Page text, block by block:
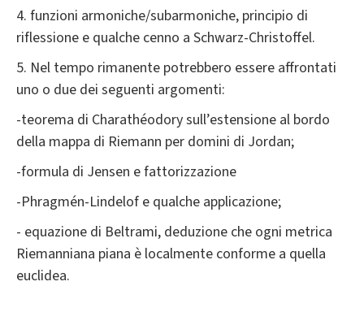
4. funzioni armoniche/subarmoniche, principio di
riflessione e qualche cenno a Schwarz-Christoffel.
5. Nel tempo rimanente potrebbero essere affrontati
uno o due dei seguenti argomenti:
-teorema di Charathéodory sull’estensione al bordo
della mappa di Riemann per domini di Jordan;
-formula di Jensen e fattorizzazione
-Phragmén-Lindelof e qualche applicazione;
- equazione di Beltrami, deduzione che ogni metrica
Riemanniana piana è localmente conforme a quella
euclidea.